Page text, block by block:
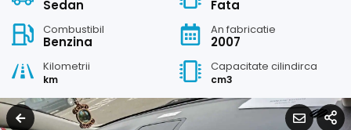
Sedan Fata
Combustibil
Benzina
An fabricatie
2007
Kilometrii
km
Capacitate cilindirca
cm3